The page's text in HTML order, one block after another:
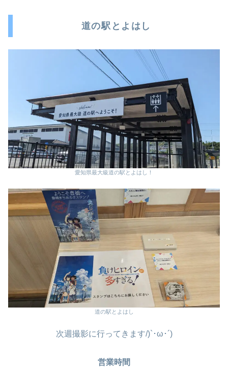
道の駅とよはし
愛知県最大級道の駅とよはし！
道の駅とよはし
次週撮影に行ってきます/)`･ω･´)
営業時間